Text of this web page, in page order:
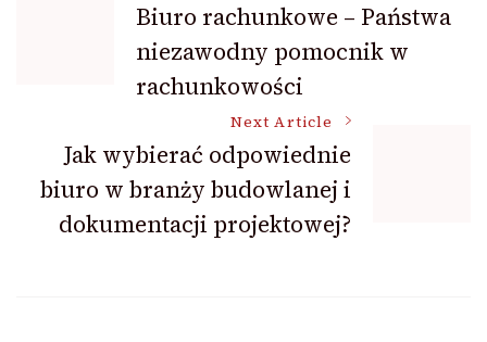
Navigation
Biuro rachunkowe – Państwa
niezawodny pomocnik w
rachunkowości
Next Article
Jak wybierać odpowiednie
biuro w branży budowlanej i
dokumentacji projektowej?